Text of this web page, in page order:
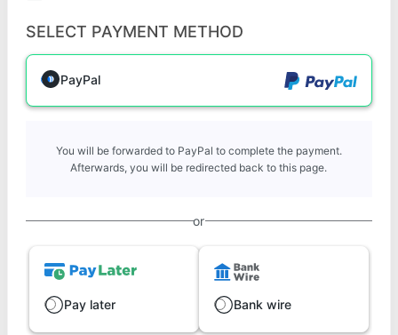
SELECT PAYMENT METHOD
PayPal
You will be forwarded to PayPal to complete the payment.
Afterwards, you will be redirected back to this page.
or
Pay later Bank wire